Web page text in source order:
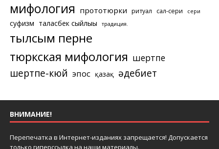
мифология прототюрки ритуал сал-сери сери
суфизм таласбек сыйлығы традиция.
тылсым перне
тюркская мифология шертпе
шертпе-кюй эпос қазақ әдебиет
ВНИМАНИЕ!
Перепечатка в Интернет-изданиях запрещается! Допускается
только гиперссылка на наши материалы.